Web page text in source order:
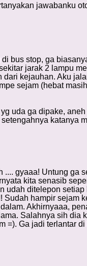
jawabanku
bus stop, ga
jarak 2 lampu
kejauhan. Aku
sejam (hebat
uda ga dipake,
katanya
gyaaa! Untung ga
kita senasib
udah ditelepon
hampir sejam
Akhirnyaaa,
Salahnya sih dia
=). Ga jadi terlantar